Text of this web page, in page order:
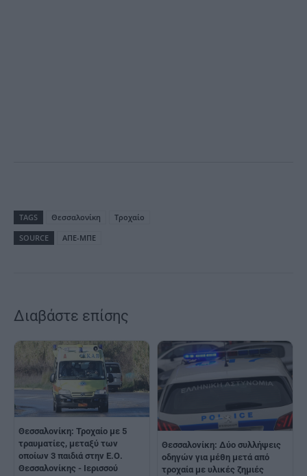
TAGS Θεσσαλονίκη
Τροχαίο
SOURCE
ΑΠΕ-ΜΠΕ
Διαβάστε επίσης
Θεσσαλονίκη: Τροχαίο με 5
τραυματίες, μεταξύ των
οποίων 3 παιδιά στην Ε.Ο.
Θεσσαλονίκης - Ιερισσού
Θεσσαλονίκη: Δύο συλλήψεις
οδηγών για μέθη μετά από
τροχαία με υλικές ζημιές